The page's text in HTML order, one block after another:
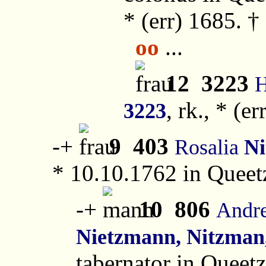
* (err) 1685. †
oo ...
12 3223
3223, rk., *
-+ 9 403 Rosalia
* 10.10.1762 in
-+ 10 806
Nietzmann,